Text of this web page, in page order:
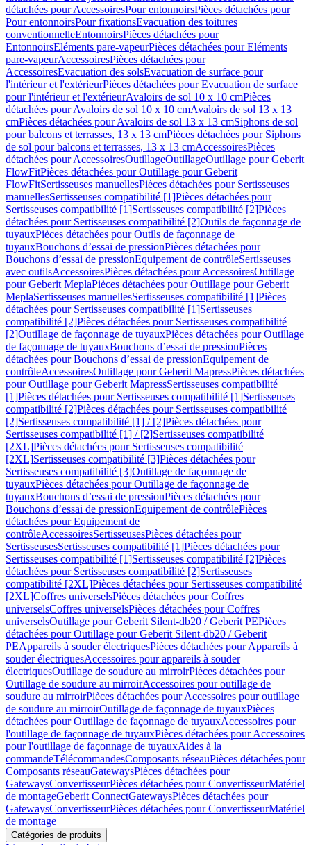
détachées pour AccessoiresPour entonnoirsPièces détachées pour
Pour entonnoirsPour fixationsEvacuation des toitures
conventionnelleEntonnoirsPièces détachées pour
EntonnoirsEléments pare-vapeurPièces détachées pour Eléments
pare-vapeurAccessoiresPièces détachées pour
AccessoiresEvacuation des solsEvacuation de surface pour
l'intérieur et l'extérieurPièces détachées pour Evacuation de surface
pour l'intérieur et l'extérieurAvaloirs de sol 10 x 10 cmPièces
détachées pour Avaloirs de sol 10 x 10 cmAvaloirs de sol 13 x 13
cmPièces détachées pour Avaloirs de sol 13 x 13 cmSiphons de sol
pour balcons et terrasses, 13 x 13 cmPièces détachées pour Siphons
de sol pour balcons et terrasses, 13 x 13 cmAccessoiresPièces
détachées pour AccessoiresOutillageOutillageOutillage pour Geberit
FlowFitPièces détachées pour Outillage pour Geberit
FlowFitSertisseuses manuellesPièces détachées pour Sertisseuses
manuellesSertisseuses compatibilité [1]Pièces détachées pour
Sertisseuses compatibilité [1]Sertisseuses compatibilité [2]Pièces
détachées pour Sertisseuses compatibilité [2]Outils de façonnage de
tuyauxPièces détachées pour Outils de façonnage de
tuyauxBouchons d’essai de pressionPièces détachées pour
Bouchons d’essai de pressionEquipement de contrôleSertisseuses
avec outilsAccessoiresPièces détachées pour AccessoiresOutillage
pour Geberit MeplaPièces détachées pour Outillage pour Geberit
MeplaSertisseuses manuellesSertisseuses compatibilité [1]Pièces
détachées pour Sertisseuses compatibilité [1]Sertisseuses
compatibilité [2]Pièces détachées pour Sertisseuses compatibilité
[2]Outillage de façonnage de tuyauxPièces détachées pour Outillage
de façonnage de tuyauxBouchons d’essai de pressionPièces
détachées pour Bouchons d’essai de pressionEquipement de
contrôleAccessoiresOutillage pour Geberit MapressPièces détachées
pour Outillage pour Geberit MapressSertisseuses compatibilité
[1]Pièces détachées pour Sertisseuses compatibilité [1]Sertisseuses
compatibilité [2]Pièces détachées pour Sertisseuses compatibilité
[2]Sertisseuses compatibilité [1] / [2]Pièces détachées pour
Sertisseuses compatibilité [1] / [2]Sertisseuses compatibilité
[2XL]Pièces détachées pour Sertisseuses compatibilité
[2XL]Sertisseuses compatibilité [3]Pièces détachées pour
Sertisseuses compatibilité [3]Outillage de façonnage de
tuyauxPièces détachées pour Outillage de façonnage de
tuyauxBouchons d’essai de pressionPièces détachées pour
Bouchons d’essai de pressionEquipement de contrôlePièces
détachées pour Equipement de
contrôleAccessoiresSertisseusesPièces détachées pour
SertisseusesSertisseuses compatibilité [1]Pièces détachées pour
Sertisseuses compatibilité [1]Sertisseuses compatibilité [2]Pièces
détachées pour Sertisseuses compatibilité [2]Sertisseuses
compatibilité [2XL]Pièces détachées pour Sertisseuses compatibilité
[2XL]Coffres universelsPièces détachées pour Coffres
universelsCoffres universelsPièces détachées pour Coffres
universelsOutillage pour Geberit Silent-db20 / Geberit PEPièces
détachées pour Outillage pour Geberit Silent-db20 / Geberit
PEAppareils à souder électriquesPièces détachées pour Appareils à
souder électriquesAccessoires pour appareils à souder
électriquesOutillage de soudure au mirroirPièces détachées pour
Outillage de soudure au mirroirAccessoires pour outillage de
soudure au mirroirPièces détachées pour Accessoires pour outillage
de soudure au mirroirOutillage de façonnage de tuyauxPièces
détachées pour Outillage de façonnage de tuyauxAccessoires pour
l'outillage de façonnage de tuyauxPièces détachées pour Accessoires
pour l'outillage de façonnage de tuyauxAides à la
commandeTélécommandesComposants réseauPièces détachées pour
Composants réseauGatewaysPièces détachées pour
GatewaysConvertisseurPièces détachées pour ConvertisseurMatériel
de montageGeberit ConnectGatewaysPièces détachées pour
GatewaysConvertisseurPièces détachées pour ConvertisseurMatériel
de montage
Catégories de produits